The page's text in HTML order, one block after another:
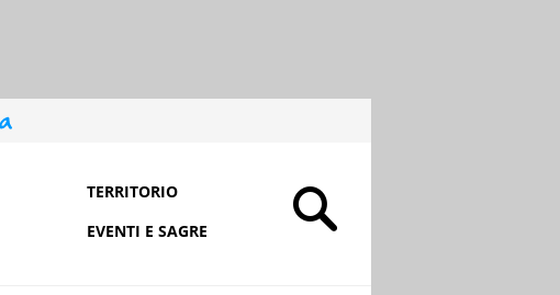
TERRITORIO
EVENTI E SAGRE